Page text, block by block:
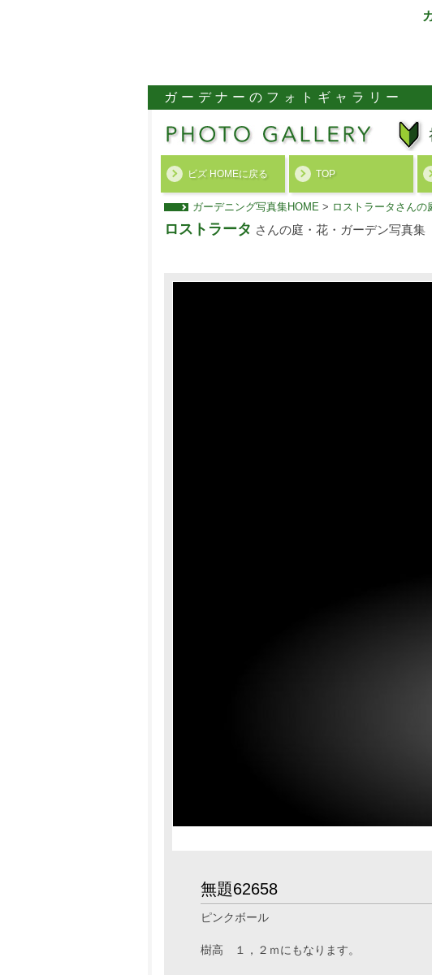
ガーデナーのフォトギャラリー
ビズ HOMEに戻る TOP
ガーデニング写真集HOME > ロストラータさん
ロストラータ さんの庭・花・ガーデン写真集
無題62658
ピンクボール
樹高 １，２ｍにもなります。